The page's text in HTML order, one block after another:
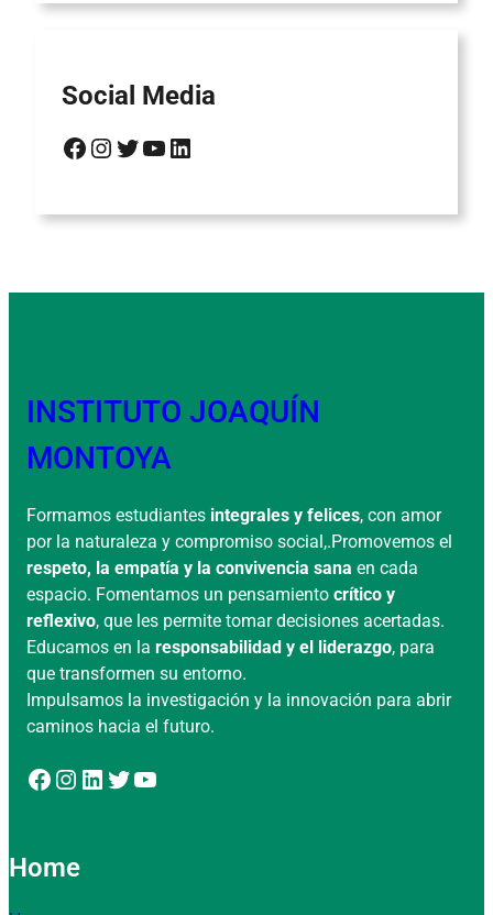
Social Media
Facebook Instagram Twitter YouTube LinkedIn
INSTITUTO JOAQUÍN
MONTOYA
Formamos estudiantes integrales y felices, con amor
por la naturaleza y compromiso social,.Promovemos el
respeto, la empatía y la convivencia sana en cada
espacio. Fomentamos un pensamiento crítico y
reflexivo, que les permite tomar decisiones acertadas.
Educamos en la responsabilidad y el liderazgo, para
que transformen su entorno.
Impulsamos la investigación y la innovación para abrir
caminos hacia el futuro.
Facebook Instagram LinkedIn Twitter YouTube
Home